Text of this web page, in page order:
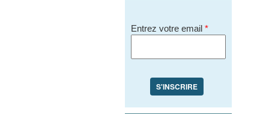
Entrez votre email *
S'INSCRIRE